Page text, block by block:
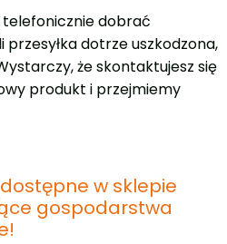
dobrać
dotrze uszkodzona,
że skontaktujesz się
produkt i przejmiemy
w sklepie
gospodarstwa